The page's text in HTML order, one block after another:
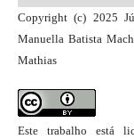
Copyright (c) 2025
Manuella Batista
Mathias
Este trabalho está